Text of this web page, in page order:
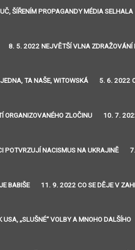
ŠÍŘENÍM PROPAGANDY MÉDIA SELHALA
8. 5. 2022 NEJVĚTŠÍ VLNA ZDRAŽOVÁNÍ
TA NAŠE, WITOWSKÁ 5. 6. 2022
ZLOČINU 10. 7.
POTVRZUJÍ NACISMUS NA UKRAJINĚ
BABIŠE 11. 9. 2022 CO SE DĚJE V
„SLUŠNÉ“ VOLBY A MNOHO DALŠÍHO